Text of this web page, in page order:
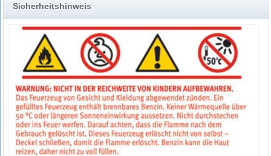
Sicherheitshinweis